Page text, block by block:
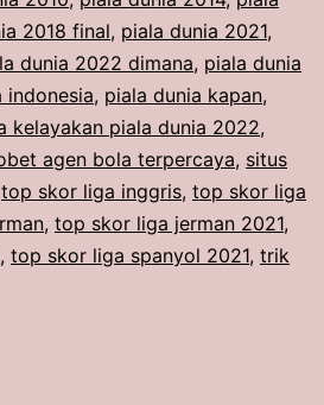
2018 final, piala dunia 2021,
dunia 2022 dimana, piala dunia
indonesia, piala dunia kapan,
kelayakan piala dunia 2022,
agen bola terpercaya, situs
top skor liga inggris, top skor liga
, top skor liga jerman 2021,
, top skor liga spanyol 2021, trik